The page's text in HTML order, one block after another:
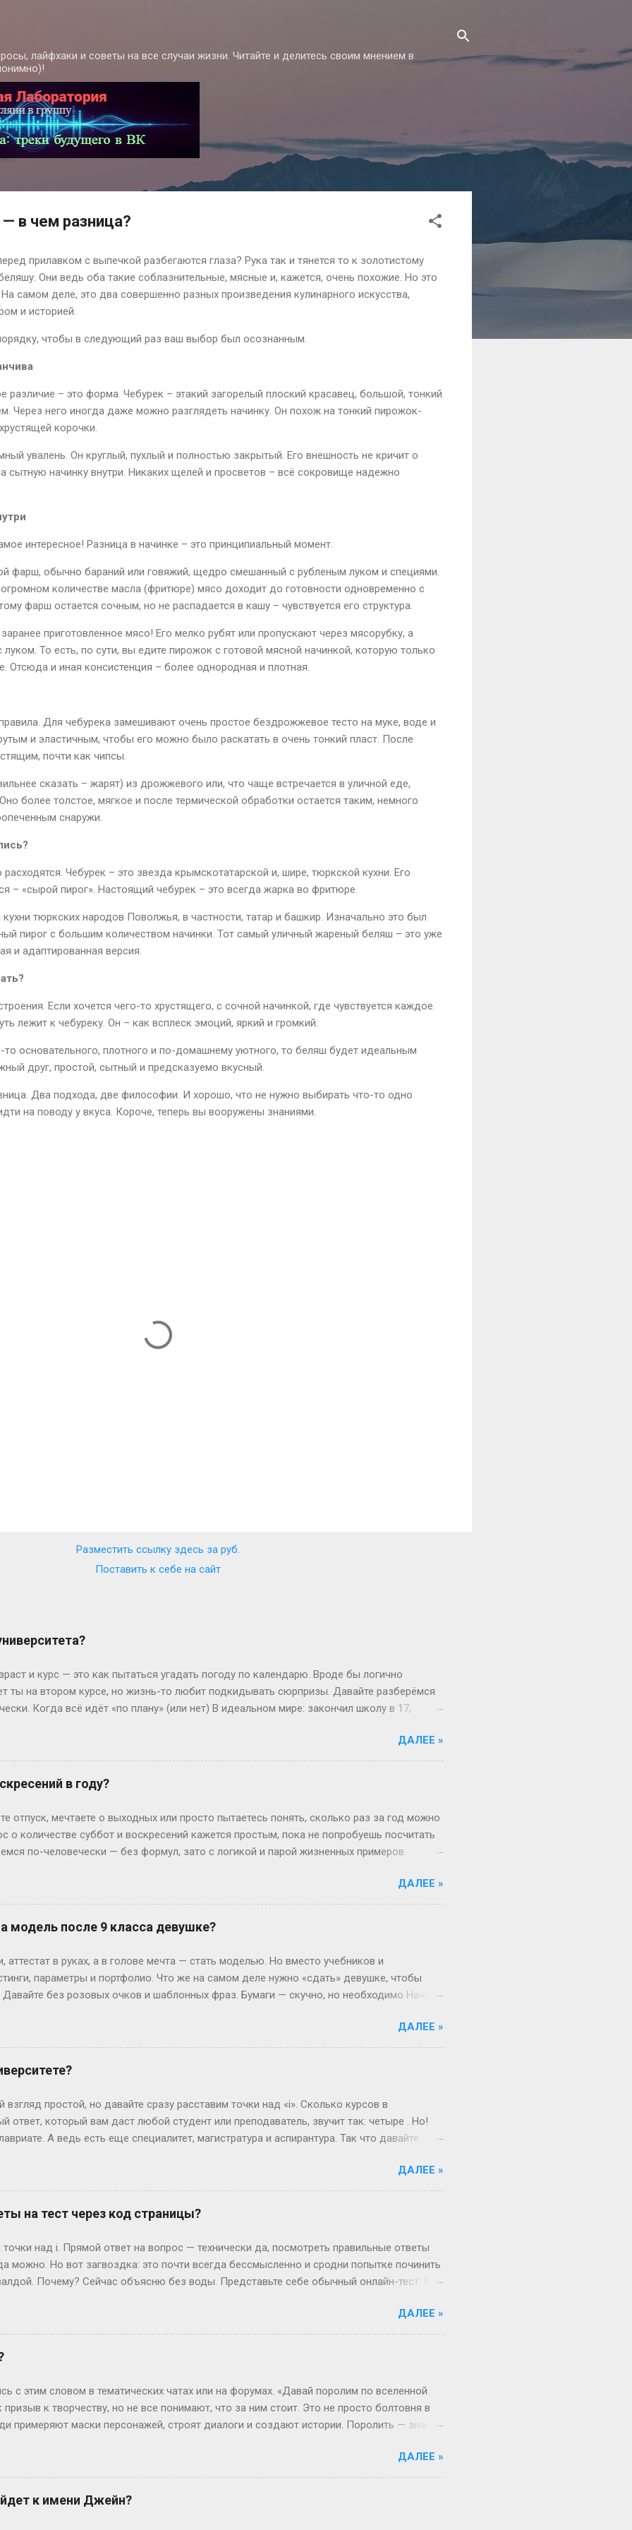
лайфхаки и советы на все случаи жизни. Читайте и делитесь своим мнением в
в чем разница?
прилавком с выпечкой разбегаются глаза? Рука так и тянется то к золотистому
Они ведь оба такие соблазнительные, мясные и, кажется, очень похожие. Но это
самом деле, это два совершенно разных произведения кулинарного искусства,
и историей.
чтобы в следующий раз ваш выбор был осознанным.
различие – это форма. Чебурек – этакий загорелый плоский красавец, большой, тонкий
Через него иногда даже можно разглядеть начинку. Он похож на тонкий пирожок-
корочки.
увалень. Он круглый, пухлый и полностью закрытый. Его внешность не кричит о
сытную начинку внутри. Никаких щелей и просветов – всё сокровище надежно
интересное! Разница в начинке – это принципиальный момент.
фарш, обычно бараний или говяжий, щедро смешанный с рубленым луком и специями.
количестве масла (фритюре) мясо доходит до готовности одновременно с
фарш остается сочным, но не распадается в кашу – чувствуется его структура.
приготовленное мясо! Его мелко рубят или пропускают через мясорубку, а
То есть, по сути, вы едите пирожок с готовой мясной начинкой, которую только
Отсюда и иная консистенция – более однородная и плотная.
Для чебурека замешивают очень простое бездрожжевое тесто на муке, воде и
и эластичным, чтобы его можно было раскатать в очень тонкий пласт. После
почти как чипсы.
сказать – жарят) из дрожжевого или, что чаще встречается в уличной еде,
более толстое, мягкое и после термической обработки остается таким, немного
снаружи.
расходятся. Чебурек – это звезда крымскотатарской и, шире, тюркской кухни. Его
– «сырой пирог». Настоящий чебурек – это всегда жарка во фритюре.
тюркских народов Поволжья, в частности, татар и башкир. Изначально это был
пирог с большим количеством начинки. Тот самый уличный жареный беляш – это уже
и адаптированная версия.
Если хочется чего-то хрустящего, с сочной начинкой, где чувствуется каждое
лежит к чебуреку. Он – как всплеск эмоций, яркий и громкий.
основательного, плотного и по-домашнему уютного, то беляш будет идеальным
друг, простой, сытный и предсказуемо вкусный.
Два подхода, две философии. И хорошо, что не нужно выбирать что-то одно
на поводу у вкуса. Короче, теперь вы вооружены знаниями.
Разместить ссылку здесь за руб.
Поставить к себе на сайт
и курс — это как пытаться угадать погоду по календарю. Вроде бы логично
ты на втором курсе, но жизнь-то любит подкидывать сюрпризы. Давайте разберёмся
Когда всё идёт «по плану» (или нет) В идеальном мире: закончил школу в 17,
отучился год, ушёл в армию, вернулся — и теперь он первокурсник в 19, а
Или Мария из Испании: взяла gap year, работала в хостеле на Бали, а теперь
пока её ровесники пишут курсовые. Кстати, в Германии вообще 13 классов в
обидно: тебе 19, а ты только получил школьный аттестат. Зато в Японии некоторые уже
Иван с первого к...
ДАЛЕЕ »
в году?
отпуск, мечтаете о выходных или просто пытаетесь понять, сколько раз за год можно
о количестве суббот и воскресений кажется простым, пока не попробуешь посчитать
по-человечески — без формул, зато с логикой и парой жизненных примеров.
воскресений выходит по 52 штуки. Но тут же мозг вопрошает: «А куда делся тот самый
он прицепляется к следующему году, сдвигая старт. Например, если 1 января —
год начнется со вторника. Вот и вся магия. А если год високосный? Тут уже веселее
52 недели и 2 дня «сверху». Теперь вопрос: могут ли эти два дня оказаться
Допустим, год начался в субботу. Тогда лишние дни — суббота и воскресенье. Бинго!
везёт нечасто...
ДАЛЕЕ »
модель после 9 класса девушке?
аттестат в руках, а в голове мечта — стать моделью. Но вместо учебников и
параметры и портфолио. Что же на самом деле нужно «сдать» девушке, чтобы
Давайте без розовых очков и шаблонных фраз. Бумаги — скучно, но необходимо Начнём
паспорт (или свидетельство о рождении), справка от врача, что здоровье
И да, если тебе нет 18, подпись родителей — как билет в этот мир. Но это всё
испытания — впереди. Рост, вес и другие цифры: где правда, а где мифы? «Ты должна
— эту фразу слышат все. Но давай честно: индустрия меняется. Да, для
60 кг и при этом выг...
ДАЛЕЕ »
простой, но давайте сразу расставим точки над «i». Сколько курсов в
ответ, который вам даст любой студент или преподаватель, звучит так: четыре . Но!
А ведь есть еще специалитет, магистратура и аспирантура. Так что давайте
бакалавриат Представьте себе обычного парня, который поступил после школы.
науки? Четыре года. Это четыре курса: первый – самый веселый и страшный,
– экватор, и четвертый – финишная прямая с дипломом. Вот так работает
образования в России. Четыре года пролетают как один миг, поверьте! А если
сотрудники спецслужб. Для них существуе...
ДАЛЕЕ »
на тест через код страницы?
над i. Прямой ответ на вопрос — технически да, посмотреть правильные ответы
можно. Но вот загвоздка: это почти всегда бессмысленно и сродни попытке починить
Почему? Сейчас объясню без воды. Представьте себе обычный онлайн-тест. Вы
данные — ваши ответы и, гипотетически, правильные варианты. Однако, и это
сайты редко хранят что-то ценное прямо в HTML, который вы видите, открыв
ответы? Вот и нет их там! Во всяком случае, в том виде, в каком хотелось бы.
сайтов, ответы можно было случайно напасть в HTML-коде. Сегодня всё иначе.
(ваши вопросы и ...
ДАЛЕЕ »
с этим словом в тематических чатах или на форумах. «Давай поролим по вселенной
к творчеству, но не все понимают, что за ним стоит. Это не просто болтовня в
примеряют маски персонажей, строят диалоги и создают истории. Поролить — значит
— производное от «ролевить», которое, в свою очередь, выросло из субкультуры
игры ассоциировались с настолками или живыми действиями в лесу, то теперь
пространство. «По-» здесь — как приставка действия: не просто играть, а активно
сюжет в реальном времени. Интересно, что пороление стало популярным в эпоху,
навыков. Казалось бы, парадокс: чтобы «ничего не делать» (с точки зрения
ДАЛЕЕ »
к имени Джейн?